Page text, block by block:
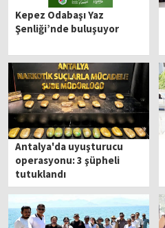
Kepez Odabaşı Yaz
Şenliği’nde buluşuyor
Antalya'da uyuşturucu
operasyonu: 3 şüpheli
tutuklandı